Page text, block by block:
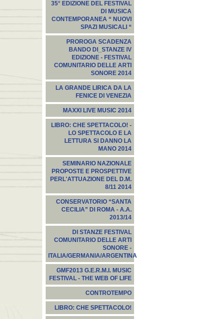
35° EDIZIONE DEL FESTIVAL
DI MUSICA
CONTEMPORANEA “ NUOVI
SPAZI MUSICALI “
PROROGA SCADENZA
BANDO DI_STANZE IV
EDIZIONE - FESTIVAL
COMUNITARIO DELLE ARTI
SONORE 2014
LA GRANDE LIRICA DA LA
FENICE DI VENEZIA
MAXXI LIVE MUSIC 2014
LIBRO: CHE SPETTACOLO! -
LO SPETTACOLO E LA
LETTURA SI DANNO LA
MANO 2014
SEMINARIO NAZIONALE
PROPOSTE E PROSPETTIVE
PERL'ATTUAZIONE DEL D.M.
8/11 2014
CONSERVATORIO “SANTA
CECILIA” DI ROMA - A.A.
2013/14
DI STANZE FESTIVAL
COMUNITARIO DELLE ARTI
SONORE -
ITALIA/GERMANIA/ARGENTINA
GMF2013 G.E.R.M.I. MUSIC
FESTIVAL - THE WEB OF LIFE
CONTROTEMPO
LIBRO: CHE SPETTACOLO!